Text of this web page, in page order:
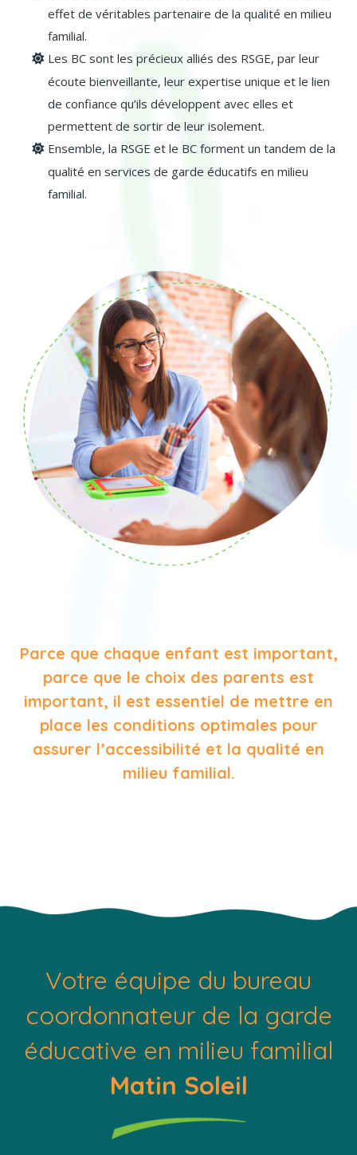
effet de véritables partenaire de la qualité en milieu
familial.
Les BC sont les précieux alliés des RSGE, par leur
écoute bienveillante, leur expertise unique et le lien
de confiance qu’ils développent avec elles et
permettent de sortir de leur isolement.
Ensemble, la RSGE et le BC forment un tandem de la
qualité en services de garde éducatifs en milieu
familial.
Parce que chaque enfant est important,
parce que le choix des parents est
important, il est essentiel de mettre en
place les conditions optimales pour
assurer l’accessibilité et la qualité en
milieu familial.
Votre équipe du bureau
coordonnateur de la garde
éducative en milieu familial
Matin Soleil